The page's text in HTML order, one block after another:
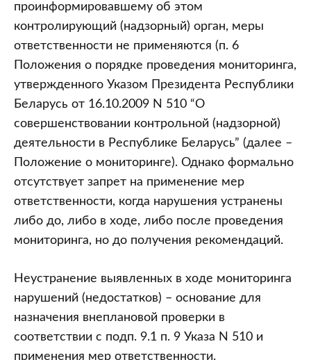
проинформировавшему об этом
контролирующий (надзорный) орган, меры
ответственности не применяются (п. 6
Положения о порядке проведения мониторинга,
утвержденного Указом Президента Республики
Беларусь от 16.10.2009 N 510 “О
совершенствовании контрольной (надзорной)
деятельности в Республике Беларусь” (далее –
Положение о мониторинге). Однако формально
отсутствует запрет на применение мер
ответственности, когда нарушения устранены
либо до, либо в ходе, либо после проведения
мониторинга, но до получения рекомендаций.
Неустранение выявленных в ходе мониторинга
нарушений (недостатков) – основание для
назначения внеплановой проверки в
соответствии с подп. 9.1 п. 9 Указа N 510 и
применения мер ответственности.